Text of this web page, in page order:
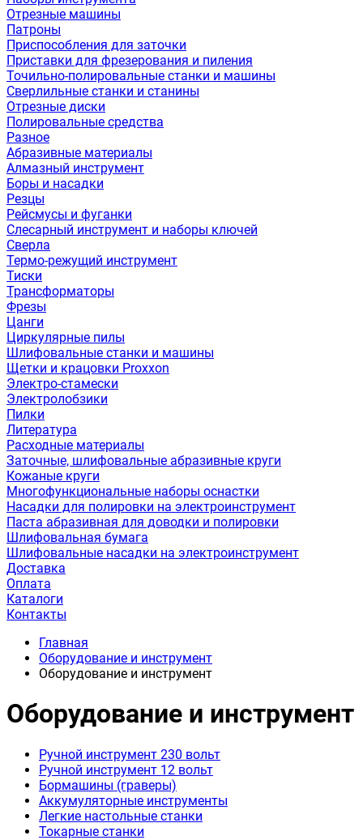
Отрезные машины
Патроны
Приспособления для заточки
Приставки для фрезерования и пиления
Точильно-полировальные станки и машины
Сверлильные станки и станины
Отрезные диски
Полировальные средства
Разное
Абразивные материалы
Алмазный инструмент
Боры и насадки
Резцы
Рейсмусы и фуганки
Слесарный инструмент и наборы ключей
Сверла
Термо-режущий инструмент
Тиски
Трансформаторы
Фрезы
Цанги
Циркулярные пилы
Шлифовальные станки и машины
Щетки и крацовки Proxxon
Электро-стамески
Электролобзики
Пилки
Литература
Расходные материалы
Заточные, шлифовальные абразивные круги
Кожаные круги
Многофункциональные наборы оснастки
Насадки для полировки на электроинструмент
Паста абразивная для доводки и полировки
Шлифовальная бумага
Шлифовальные насадки на электроинструмент
Доставка
Оплата
Каталоги
Контакты
Главная
Оборудование и инструмент
Оборудование и инструмент
Оборудование и инструмент
Ручной инструмент 230 вольт
Ручной инструмент 12 вольт
Бормашины (граверы)
Аккумуляторные инструменты
Легкие настольные станки
Токарные станки